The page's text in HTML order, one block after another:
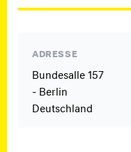
ADRESSE
Bundesalle 157
- Berlin
Deutschland